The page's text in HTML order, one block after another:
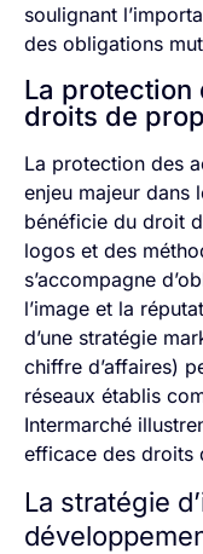
soulignant
des obligations
La protection
droits de
La protection des
enjeu majeur dans
bénéficie du droit
logos et des
s’accompagne
l’image et la
d’une stratégie
chiffre d’affaires)
réseaux établis
Intermarché
efficace des droits
La stratégie